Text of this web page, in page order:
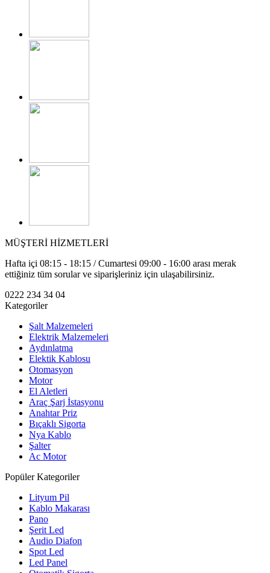
MÜŞTERİ HİZMETLERİ
Hafta içi 08:15 - 18:15 / Cumartesi 09:00 - 16:00 arası merak
ettiğiniz tüm sorular ve siparişleriniz için ulaşabilirsiniz.
0222 234 34 04
Kategoriler
Şalt Malzemeleri
Elektrik Malzemeleri
Aydınlatma
Elektik Kablosu
Otomasyon
Motor
El Aletleri
Araç Şarj İstasyonu
Anahtar Priz
Bıçaklı Sigorta
Nya Kablo
Şalter
Ac Motor
Popüler Kategoriler
Lityum Pil
Kablo Makarası
Pano
Şerit Led
Audio Diafon
Spot Led
Led Panel